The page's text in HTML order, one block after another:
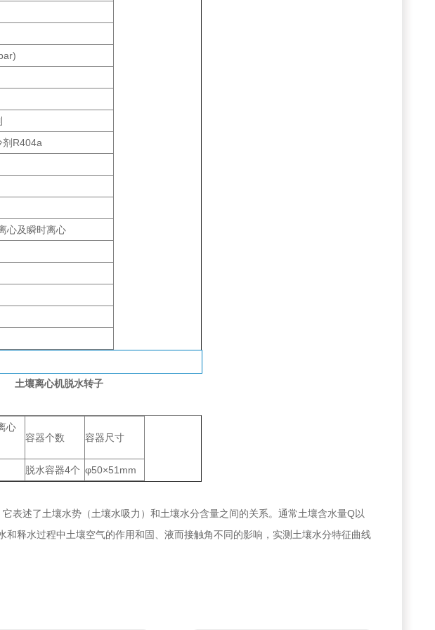
剂R404a
心及瞬时离心
土壤离心机脱水转子
心
容器个数 容器尺寸
脱水容器4个 φ50×51mm
表述了土壤水势（土壤水吸力）和土壤水分含量之间的关系。通常土壤含水量Q以
释水过程中土壤空气的作用和固、液而接触角不同的影响，实测土壤水分特征曲线